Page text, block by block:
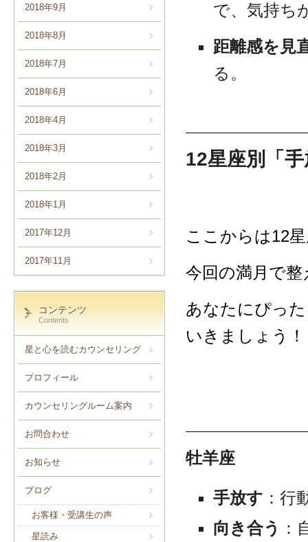
2018年9月
2018年8月
2018年7月
2018年6月
2018年4月
2018年3月
2018年2月
2018年1月
2017年12月
2017年11月
コンテンツ
Contents
星と心を読むカウンセリング
プロフィール
カウンセリングルーム案内
お問合わせ
お知らせ
ブログ
お客様・受講生の声
星読み
で、気持ち
距離感を見
る。
12星座別「
ここからは12
今回の満月で
あなたにぴっ
いきましょう！
牡羊座
手放す ：行
向き合う ：